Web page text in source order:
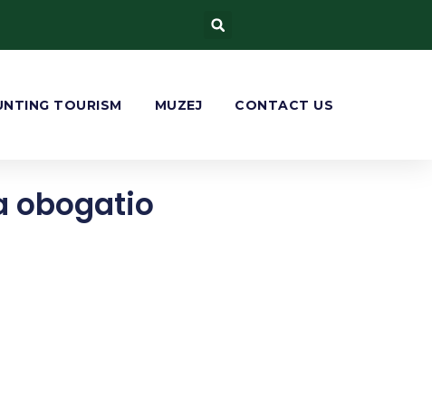
TOURISM MUZEJ CONTACT US
obogatio